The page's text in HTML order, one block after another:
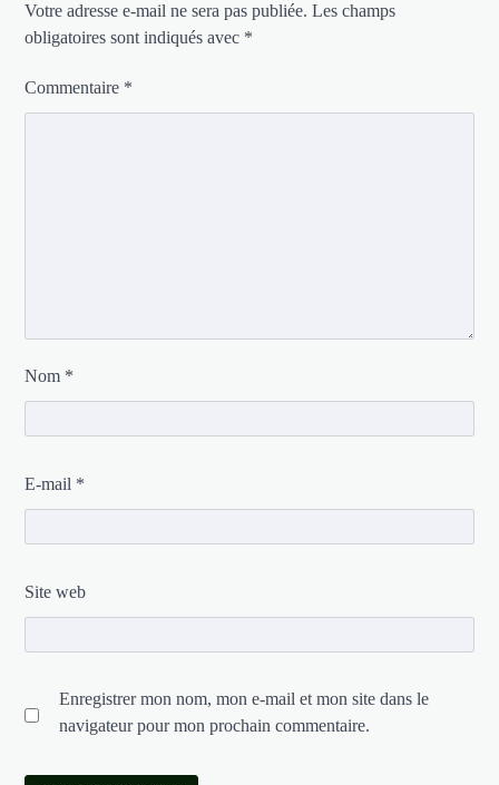
Votre adresse e-mail ne sera pas publiée. Les champs
obligatoires sont indiqués avec *
Commentaire *
Nom *
E-mail *
Site web
Enregistrer mon nom, mon e-mail et mon site dans le
navigateur pour mon prochain commentaire.